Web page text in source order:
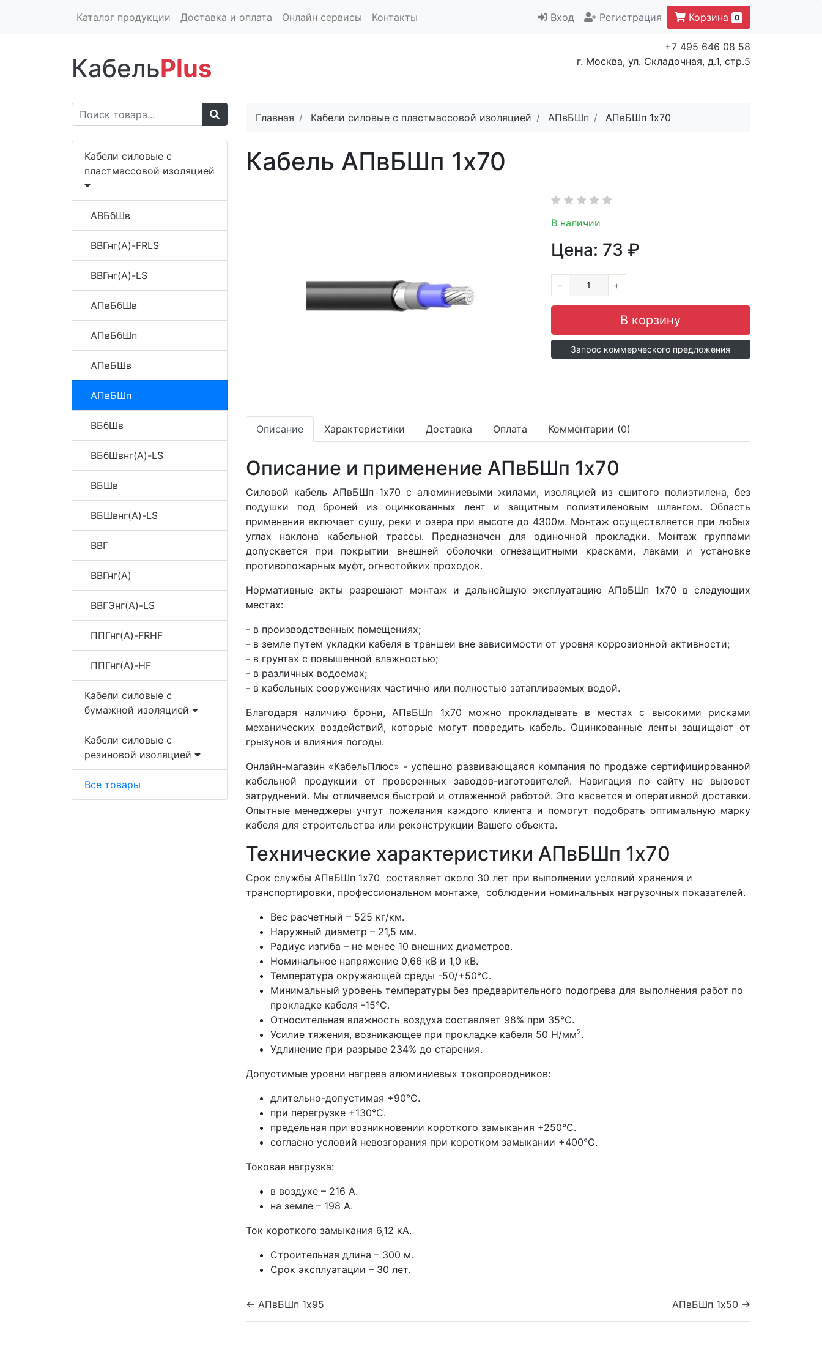
Каталог продукции Доставка и оплата Онлайн сервисы Контакты Вход Регистрация Корзина 0
КабельPlus
+7 495 646 08 58
г. Москва, ул. Складочная, д.1, стр.5
Кабели силовые с
пластмассовой изоляцией
АВБбШв
ВВГнг(A)-FRLS
ВВГнг(A)-LS
АПвБбШв
АПвБбШп
АПвБШв
АПвБШп
ВБбШв
ВБбШвнг(A)-LS
ВБШв
ВБШвнг(A)-LS
ВВГ
ВВГнг(A)
ВВГЭнг(A)-LS
ППГнг(A)-FRHF
ППГнг(A)-HF
Кабели силовые с
бумажной изоляцией
Кабели силовые с
резиновой изоляцией
Все товары
Главная Кабели силовые с пластмассовой изоляцией АПвБШп АПвБШп 1x70
Кабель АПвБШп 1x70
В наличии
Цена: 73 ₽
− +
Запрос коммерческого предложения
Описание Характеристики Доставка Оплата Комментарии (0)
Описание и применение АПвБШп 1x70
Силовой кабель АПвБШп 1x70 с алюминиевыми жилами, изоляцией из сшитого полиэтилена, без
подушки под броней из оцинкованных лент и защитным полиэтиленовым шлангом. Область
применения включает сушу, реки и озера при высоте до 4300м. Монтаж осуществляется при любых
углах наклона кабельной трассы. Предназначен для одиночной прокладки. Монтаж группами
допускается при покрытии внешней оболочки огнезащитными красками, лаками и установке
противопожарных муфт, огнестойких проходок.
Нормативные акты разрешают монтаж и дальнейшую эксплуатацию АПвБШп 1x70 в следующих
местах:
- в производственных помещениях;
- в земле путем укладки кабеля в траншеи вне зависимости от уровня коррозионной активности;
- в грунтах с повышенной влажностью;
- в различных водоемах;
- в кабельных сооружениях частично или полностью затапливаемых водой.
Благодаря наличию брони, АПвБШп 1x70 можно прокладывать в местах с высокими рисками
механических воздействий, которые могут повредить кабель. Оцинкованные ленты защищают от
грызунов и влияния погоды.
Онлайн-магазин «КабельПлюс» - успешно развивающаяся компания по продаже сертифицированной
кабельной продукции от проверенных заводов-изготовителей. Навигация по сайту не вызовет
затруднений. Мы отличаемся быстрой и отлаженной работой. Это касается и оперативной доставки.
Опытные менеджеры учтут пожелания каждого клиента и помогут подобрать оптимальную марку
кабеля для строительства или реконструкции Вашего объекта.
Технические характеристики АПвБШп 1x70
Срок службы АПвБШп 1x70 составляет около 30 лет при выполнении условий хранения и
транспортировки, профессиональном монтаже, соблюдении номинальных нагрузочных показателей.
Вес расчетный – 525 кг/км.
Наружный диаметр – 21,5 мм.
Радиус изгиба – не менее 10 внешних диаметров.
Номинальное напряжение 0,66 кВ и 1,0 кВ.
Температура окружающей среды -50/+50°С.
Минимальный уровень температуры без предварительного подогрева для выполнения работ по
прокладке кабеля -15°С.
Относительная влажность воздуха составляет 98% при 35°С.
Усилие тяжения, возникающее при прокладке кабеля 50 Н/мм2.
Удлинение при разрыве 234% до старения.
Допустимые уровни нагрева алюминиевых токопроводников:
длительно-допустимая +90°С.
при перегрузке +130°С.
предельная при возникновении короткого замыкания +250°С.
согласно условий невозгорания при коротком замыкании +400°С.
Токовая нагрузка:
в воздухе – 216 А.
на земле – 198 А.
Ток короткого замыкания 6,12 кА.
Строительная длина – 300 м.
Срок эксплуатации – 30 лет.
← АПвБШп 1x95 АПвБШп 1x50 →